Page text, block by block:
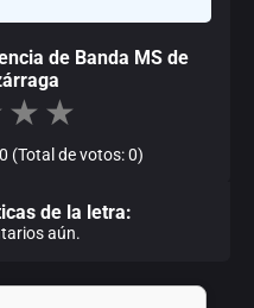
de Banda MS de
★ ★
(Total de votos: 0)
de la letra:
aún.